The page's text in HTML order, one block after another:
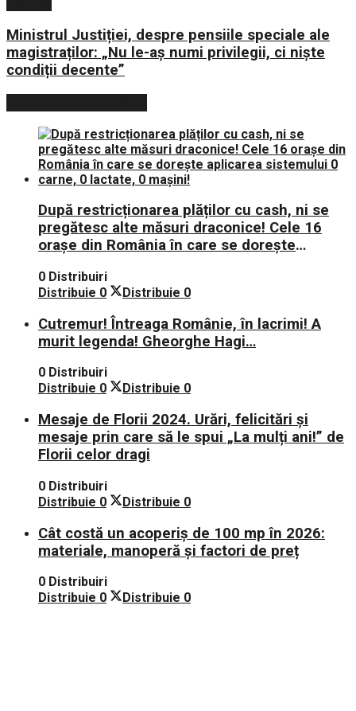
Ministrul Justiției, despre pensiile speciale ale
magistraților: „Nu le-aș numi privilegii, ci niște
condiții decente”
După restricționarea plăților cu cash, ni se
pregătesc alte măsuri draconice! Cele 16
orașe din România în care se dorește
mașini!
0 Distribuiri
Distribuie 0 Distribuie 0
Cutremur! Întreaga Românie, în lacrimi! A
murit legenda! Gheorghe Hagi…
0 Distribuiri
Distribuie 0 Distribuie 0
Mesaje de Florii 2024. Urări, felicitări și
mesaje prin care să le spui „La mulți ani!” de
Florii celor dragi
0 Distribuiri
Distribuie 0 Distribuie 0
Cât costă un acoperiș de 100 mp în 2026:
materiale, manoperă și factori de preț
0 Distribuiri
Distribuie 0 Distribuie 0